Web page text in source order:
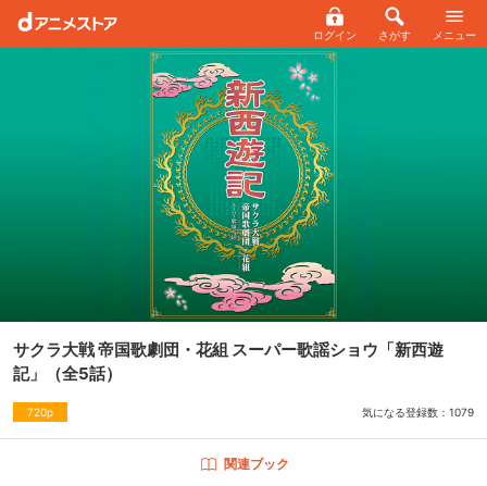
ログイン さがす メニュー
サクラ大戦 帝国歌劇団・花組 スーパー歌謡ショウ「新西遊
記」
（全5話）
720p 気になる登録数： 1079
関連ブック